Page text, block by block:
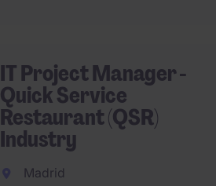
IT Project Manager -
Quick Service
Restaurant (QSR)
Industry
Madrid